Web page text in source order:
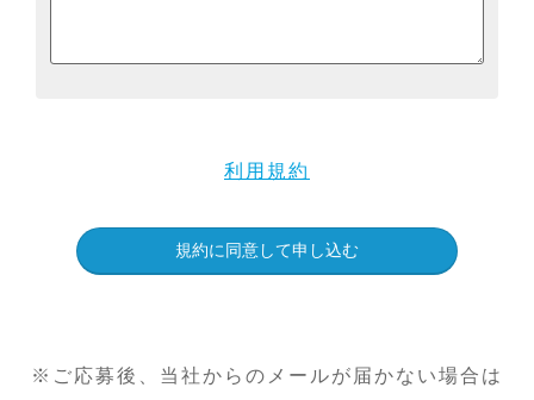
利用規約
※ご応募後、当社からのメールが届かない場合は